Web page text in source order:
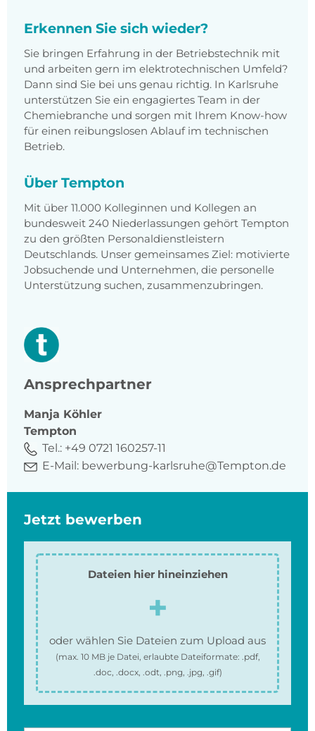
Erkennen Sie sich wieder?
Sie bringen Erfahrung in der Betriebstechnik mit
und arbeiten gern im elektrotechnischen Umfeld?
Dann sind Sie bei uns genau richtig. In Karlsruhe
unterstützen Sie ein engagiertes Team in der
Chemiebranche und sorgen mit Ihrem Know-how
für einen reibungslosen Ablauf im technischen
Betrieb.
Über Tempton
Mit über 11.000 Kolleginnen und Kollegen an
bundesweit 240 Niederlassungen gehört Tempton
zu den größten Personaldienstleistern
Deutschlands. Unser gemeinsames Ziel: motivierte
Jobsuchende und Unternehmen, die personelle
Unterstützung suchen, zusammenzubringen.
Ansprechpartner
Manja Köhler
Tempton
Tel.: +49 0721 160257-11
E-Mail: bewerbung-karlsruhe@Tempton.de
Jetzt bewerben
Dateien hier hineinziehen
oder wählen Sie Dateien zum Upload aus
(max. 10 MBje Datei, erlaubte Dateiformate: .pdf,
.doc, .docx, .odt, .png, .jpg, .gif)